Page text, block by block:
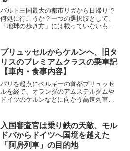
バルト三国最大の都市リガから日帰りで
何処に行こうか？一つの選択肢として、
「地球の歩き方」には載っていないもの
ルラント公国の首都として発展した文化
都市で、宮殿や歴史あ...
ブリュッセルからケルンへ、旧タ
リスのプレミアムクラスの乗車記
【車内・食事内容】
パリを起点にベルギーの首都ブリュッセ
ルを経て、オランダのアムステルダムや
ドイツのケルンなどに向かう高速列車が
が使われています。タリスの中で最高級
クラスの「プレミ...
入国審査官は乗り鉄の天敵、モル
ドバからドイツへ国境を越えた
「阿房列車」の目的地